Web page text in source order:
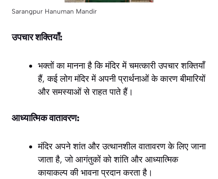
Sarangpur Hanuman Mandir
उपचार शक्तियाँ:
भक्तों का मानना ​​है कि मंदिर में चमत्कारी उपचार शक्तियाँ
हैं, कई लोग मंदिर में अपनी प्रार्थनाओं के कारण बीमारियों
और समस्याओं से राहत पाते हैं।
आध्यात्मिक वातावरण:
मंदिर अपने शांत और उत्थानशील वातावरण के लिए जाना
जाता है, जो आगंतुकों को शांति और आध्यात्मिक
कायाकल्प की भावना प्रदान करता है।